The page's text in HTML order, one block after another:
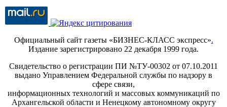
Официальный сайт газеты «БИЗНЕС-КЛАСС экспресс».
Издание зарегистрировано 22 декабря 1999 года.
Свидетельство о регистрации ПИ №ТУ-00302 от 07.10.2011
выдано Управлением Федеральной службы по надзору в
сфере связи,
информационных технологий и массовых коммуникаций по
Архангельской области и Ненецкому автономному округу